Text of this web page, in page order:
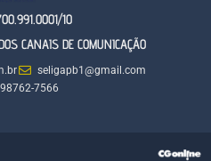
10
CANAIS DE COMUNICAÇÃO
seligapb1@gmail.com
7566